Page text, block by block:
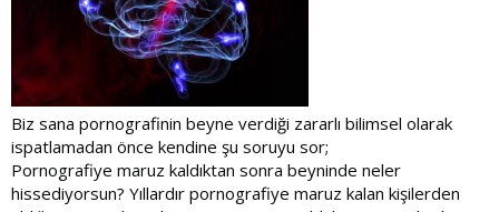
Biz sana pornografinin beyne verdiği zararlı bilimsel olarak
ispatlamadan önce kendine şu soruyu sor;
Pornografiye maruz kaldıktan sonra beyninde neler
hissediyorsun? Yıllardır pornografiye maruz kalan kişilerden